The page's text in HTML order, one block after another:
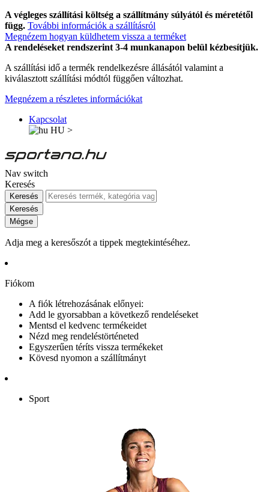
A végleges szállítási költség a szállítmány súlyától és méretétől
függ. További információk a szállításról
Megnézem hogyan küldhetem vissza a terméket
A rendeléseket rendszerint 3-4 munkanapon belül kézbesítjük.
A szállítási idő a termék rendelkezésre állásától valamint a
kiválasztott szállítási módtól függően változhat.
Megnézem a részletes információkat
Kapcsolat
HU >
Nav switch
Keresés
Keresés
Keresés
Mégse
Adja meg a keresőszót a tippek megtekintéséhez.
Fiókom
A fiók létrehozásának előnyei:
Add le gyorsabban a következő rendeléseket
Mentsd el kedvenc termékeidet
Nézd meg rendeléstörténeted
Egyszerűen téríts vissza termékeket
Kövesd nyomon a szállítmányt
Sport